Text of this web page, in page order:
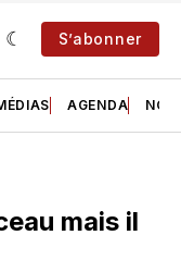
S’abonner
AGENDA NOS
mais il